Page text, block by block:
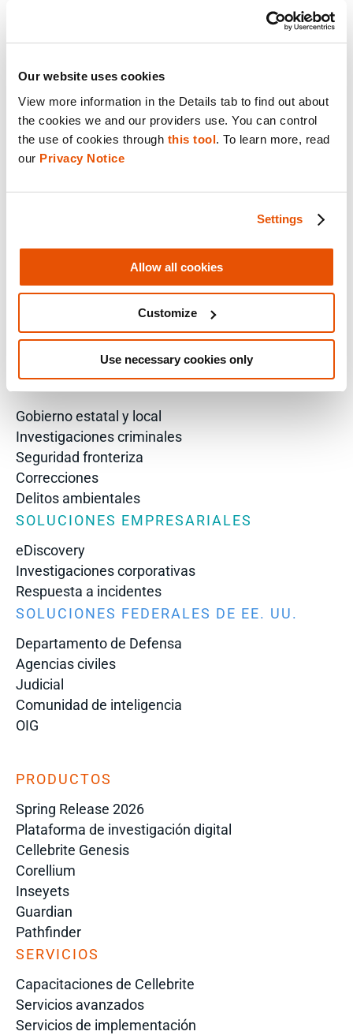
Our website uses cookies
View more information in the Details tab to find out about
the cookies we and our providers use. You can control
the use of cookies through this tool. To learn more, read
our Privacy Notice
Settings
Allow all cookies
Customize
Use necessary cookies only
Technical Inquiry
Training Sales Inquiry
Sign Up for Emails
SOLUCIONES POR ROL
Soluciones empresariales para directores de TI
Intelligence Analyst
Investigator
VP of Information Security
Director of Forensics
Gobierno estatal y local
Investigaciones criminales
Seguridad fronteriza
Correcciones
Delitos ambientales
SOLUCIONES EMPRESARIALES
eDiscovery
Investigaciones corporativas
Respuesta a incidentes
SOLUCIONES FEDERALES DE EE. UU.
Departamento de Defensa
Agencias civiles
Judicial
Comunidad de inteligencia
OIG
PRODUCTOS
Spring Release 2026
Plataforma de investigación digital
Cellebrite Genesis
Corellium
Inseyets
Guardian
Pathfinder
SERVICIOS
Capacitaciones de Cellebrite
Servicios avanzados
Servicios de implementación